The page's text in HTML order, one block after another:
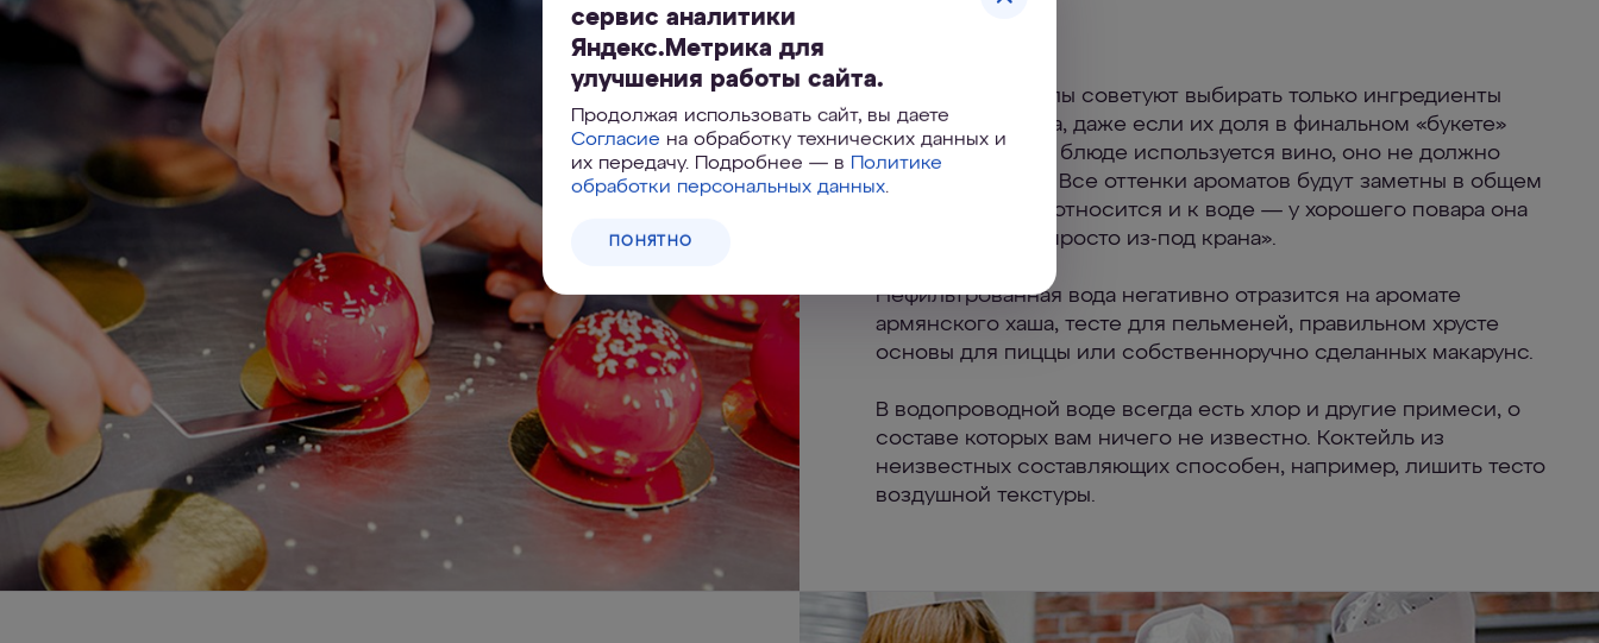
Шеф-повара школы советуют выбирать только ингредиенты
лучшего качества, даже если их доля в финальном «букете»
невелика: если в блюде используется вино, оно не должно
быть «из пакета». Все оттенки ароматов будут заметны в общем
ансамбле. То же относится и к воде — у хорошего повара она
не может быть «просто из-под крана».
Нефильтрованная вода негативно отразится на аромате
армянского хаша, тесте для пельменей, правильном хрусте
основы для пиццы или собственноручно сделанных макарунс.
В водопроводной воде всегда есть хлор и другие примеси, о
составе которых вам ничего не известно. Коктейль из
неизвестных составляющих способен, например, лишить тесто
воздушной текстуры.
сервис аналитики
Яндекс.Метрика для
улучшения работы сайта.
Продолжая использовать сайт, вы даете
Согласие на обработку технических данных и
их передачу. Подробнее — в Политике
обработки персональных данных.
ПОНЯТНО